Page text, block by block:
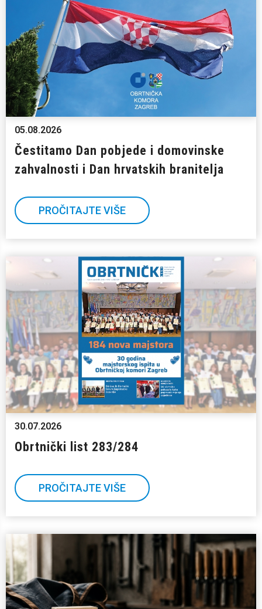
05.08.2026
Čestitamo Dan pobjede i domovinske
zahvalnosti i Dan hrvatskih branitelja
PROČITAJTE VIŠE
30.07.2026
Obrtnički list 283/284
PROČITAJTE VIŠE